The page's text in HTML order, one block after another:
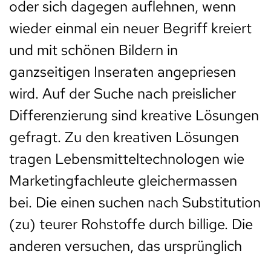
oder sich dagegen auflehnen, wenn
wieder einmal ein neuer Begriff kreiert
und mit schönen Bildern in
ganzseitigen Inseraten angepriesen
wird. Auf der Suche nach preislicher
Differenzierung sind kreative Lösungen
gefragt. Zu den kreativen Lösungen
tragen Lebensmitteltechnologen wie
Marketingfachleute gleichermassen
bei. Die einen suchen nach Substitution
(zu) teurer Rohstoffe durch billige. Die
anderen versuchen, das ursprünglich